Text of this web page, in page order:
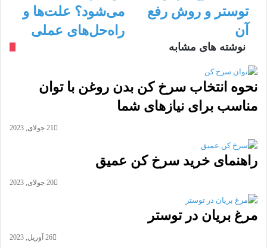
توستر
خشک
راه‌حل‌های
عملی
می‌شود؟ علت‌ها و
راه‌حل‌های عملی
داخل
مرغ
در
آون
و
رفع
آن
توستر و روش رفع
آن
نوشته های مشابه
نحوه انتخاب سرخ کن بدن روغن با توان
مناسب برای نیازهای شما
21 جولای, 2023
راهنمای خرید سرخ کن عمیق
20 جولای, 2023
مرغ بریان در توستر
26 آوریل, 2023